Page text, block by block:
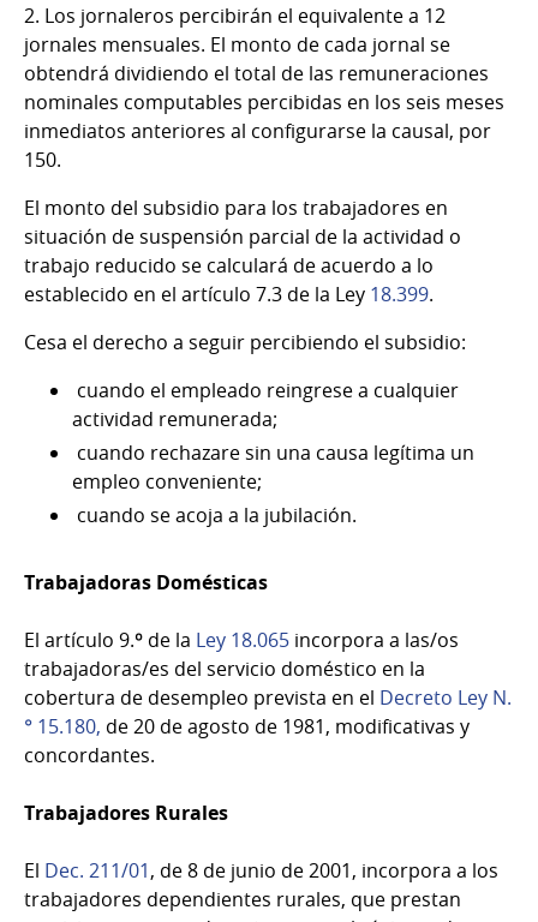
2. Los jornaleros percibirán el equivalente a 12
jornales mensuales. El monto de cada jornal se
obtendrá dividiendo el total de las remuneraciones
nominales computables percibidas en los seis meses
inmediatos anteriores al configurarse la causal, por
150.
El monto del subsidio para los trabajadores en
situación de suspensión parcial de la actividad o
trabajo reducido se calculará de acuerdo a lo
establecido en el artículo 7.3 de la Ley 18.399.
Cesa el derecho a seguir percibiendo el subsidio:
cuando el empleado reingrese a cualquier
actividad remunerada;
cuando rechazare sin una causa legítima un
empleo conveniente;
cuando se acoja a la jubilación.
Trabajadoras Domésticas
El artículo 9.º de la Ley 18.065 incorpora a las/os
trabajadoras/es del servicio doméstico en la
cobertura de desempleo prevista en el Decreto Ley N.
° 15.180, de 20 de agosto de 1981, modificativas y
concordantes.
Trabajadores Rurales
El Dec. 211/01, de 8 de junio de 2001, incorpora a los
trabajadores dependientes rurales, que prestan